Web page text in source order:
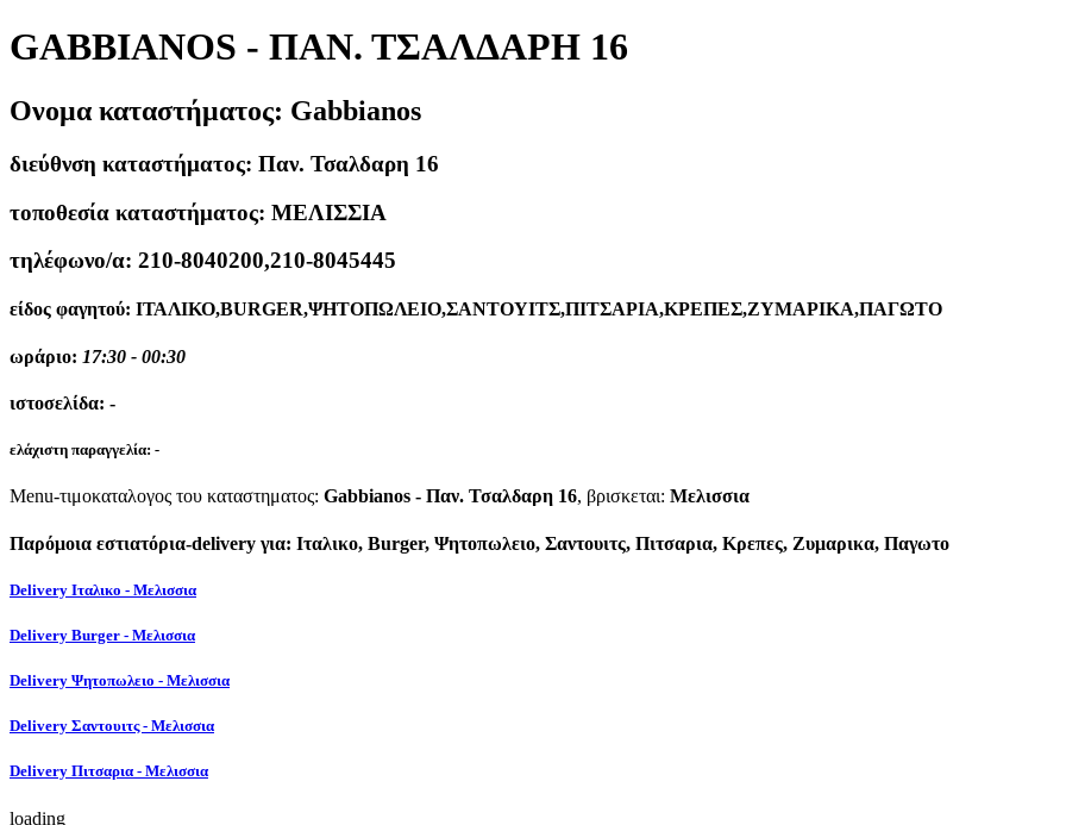
GABBIANOS - ΠΑΝ. ΤΣΑΛΔΑΡΗ 16
Ονομα καταστήματος: Gabbianos
διεύθνση καταστήματος: Παν. Τσαλδαρη 16
τοποθεσία καταστήματος: ΜΕΛΙΣΣΙΑ
τηλέφωνο/α: 210-8040200,210-8045445
είδος φαγητού: ΙΤΑΛΙΚΟ,BURGER,ΨΗΤΟΠΩΛΕΙΟ,ΣΑΝΤΟΥΙΤΣ,ΠΙΤΣΑΡΙΑ,ΚΡΕΠΕΣ,ΖΥΜΑΡΙΚΑ,ΠΑΓΩΤΟ
ωράριο: 17:30 - 00:30
ιστοσελίδα: -
ελάχιστη παραγγελία: -
Menu-τιμοκαταλογος του καταστηματος: Gabbianos - Παν. Τσαλδαρη 16, βρισκεται: Μελισσια
Παρόμοια εστιατόρια-delivery για: Ιταλικο, Burger, Ψητοπωλειο, Σαντουιτς, Πιτσαρια, Κρεπες, Ζυμαρικα, Παγωτο
Delivery Ιταλικο - Μελισσια
Delivery Burger - Μελισσια
Delivery Ψητοπωλειο - Μελισσια
Delivery Σαντουιτς - Μελισσια
Delivery Πιτσαρια - Μελισσια
loading